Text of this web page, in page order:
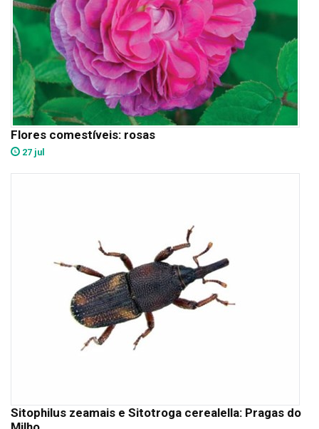
Flores comestíveis: rosas
27 jul
Sitophilus zeamais e Sitotroga cerealella: Pragas do